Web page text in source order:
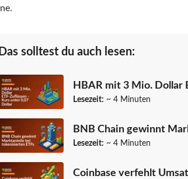
Das solltest du auch lesen:
HBAR mit 3 Mio. Dollar
Lesezeit: ~ 4 Minuten
BNB Chain gewinnt
Lesezeit: ~ 4 Minuten
Coinbase verfehlt